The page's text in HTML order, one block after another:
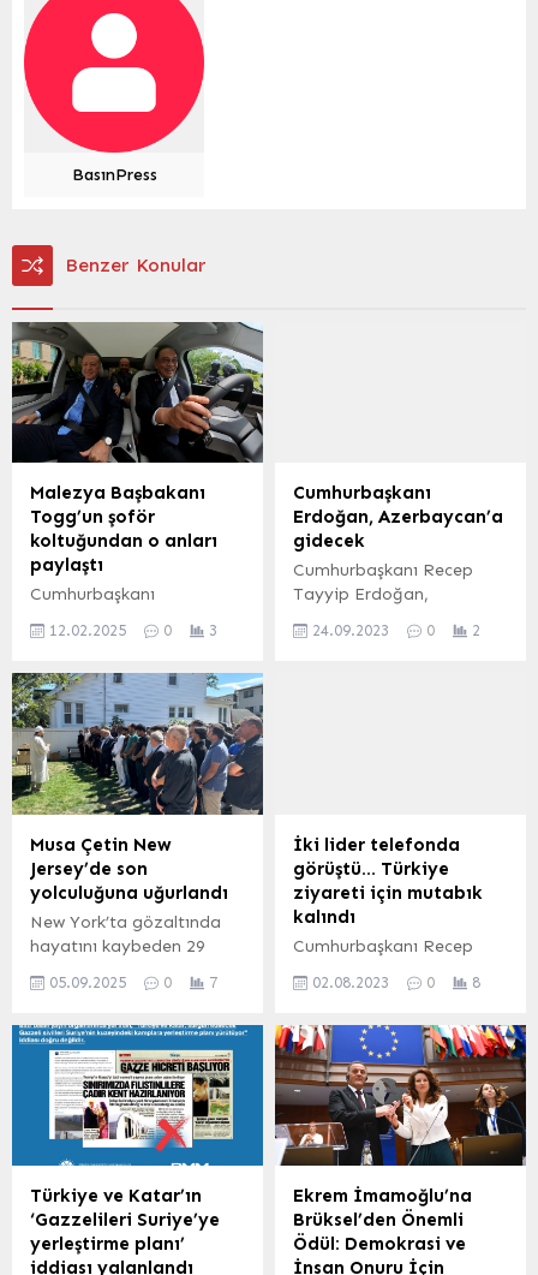
BasınPress
Benzer Konular
Malezya Başbakanı
Togg’un şoför
koltuğundan o anları
paylaştı
Cumhurbaşkanı
resmi ziyaretinde hediye
Malezya Başbakanı Enver
İbrahim, test sürüş anını
sosyal medya hesabından
paylaştı.
12.02.2025 0 3
Cumhurbaşkanı
Erdoğan, Azerbaycan’a
gidecek
Cumhurbaşkanı Recep
Tayyip Erdoğan,
Cumhurbaşkanı İlham
arasında yapılacak
görüşmelerde, Türkiye-
Azerbaycan ikili ilişkileri
ele alınacak, Karabağ’daki
olmak üzere güncel
bölgesel ve küresel
alışverişinde
bulunulacak....
24.09.2023 0 2
Musa Çetin New
Jersey’de son
yolculuğuna uğurlandı
New York’ta gözaltında
hayatını kaybeden 29
Musa Çetin için New
Camii’nde cenaze namazı
kılındı. Törene ailesi,
yakınları ve Türk toplumu
temsilcileri katıldı. Çetin’in
naaşı memleketi Ağrı’ya
gönderildi. abdpost / ABD
(İGFA) – New York’ta
gözaltında fenalaşarak
hastanede yaşamını
yitiren 29 yaşındaki Türk
05.09.2025 0 7
İki lider telefonda
görüştü… Türkiye
ziyareti için mutabık
kalındı
Cumhurbaşkanı Recep
Devlet Başkanı Vladimir
görüşmesi gerçekleştirdi.
ANKARA (İGFA) – İletişim
Başkanlığı’ndan yapılan
yazılı açıklamada
Cumhurbaşkanı Erdoğan,
Rusya Devlet Başkanı
Putin’le görüştü. İki liderin
yaptığı telefon
görüşmesinde Putin’in
Türkiye’ye ziyareti
02.08.2023 0 8
Türkiye ve Katar’ın
‘Gazzelileri Suriye’ye
yerleştirme planı’
iddiası yalanlandı
Ekrem İmamoğlu’na
Brüksel’den Önemli
Ödül: Demokrasi ve
İnsan Onuru İçin